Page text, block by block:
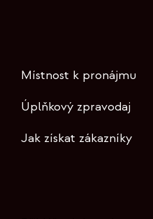
Místnost k pronájmu
Úplňkový zpravodaj
Jak získat zákazníky